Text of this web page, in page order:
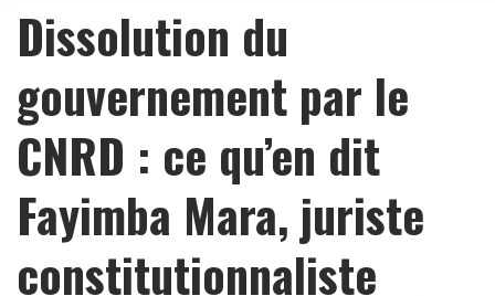
Dissolution du
gouvernement par le
CNRD : ce qu’en dit
Fayimba Mara, juriste
constitutionnaliste